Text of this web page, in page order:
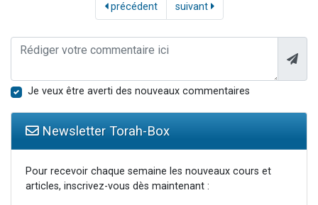
précédent suivant
Je veux être averti des nouveaux commentaires
Newsletter Torah-Box
Pour recevoir chaque semaine les nouveaux cours et
articles, inscrivez-vous dès maintenant :